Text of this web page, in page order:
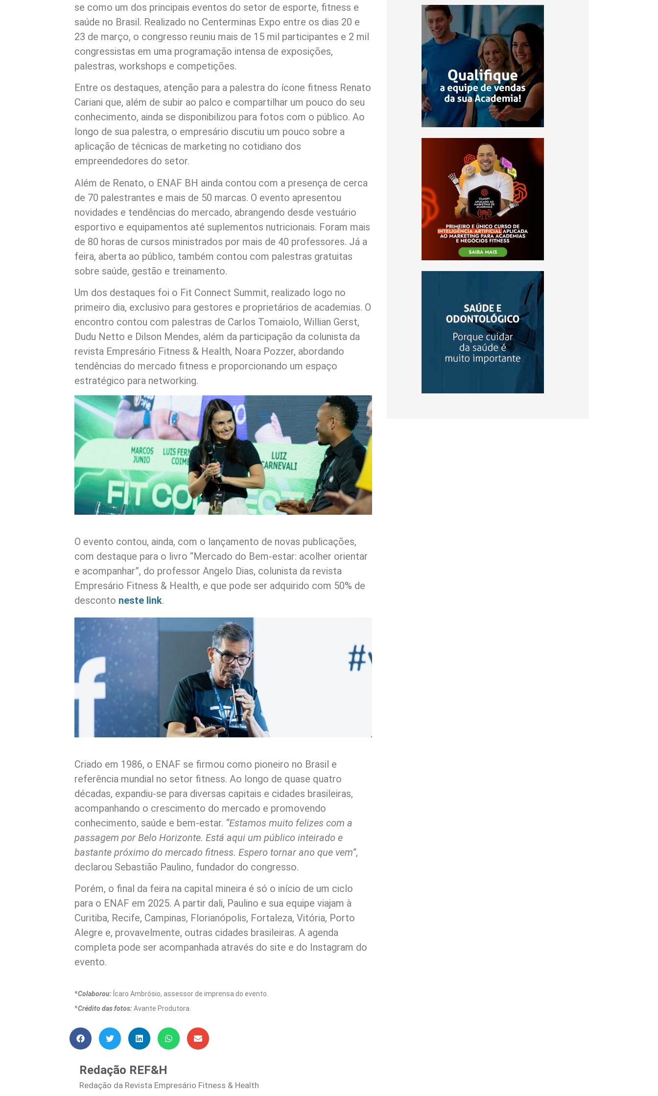
se como um dos principais eventos do setor de esporte, fitness e
saúde no Brasil. Realizado no Centerminas Expo entre os dias 20 e
23 de março, o congresso reuniu mais de 15 mil participantes e 2 mil
congressistas em uma programação intensa de exposições,
palestras, workshops e competições.
Entre os destaques, atenção para a palestra do ícone fitness Renato
Cariani que, além de subir ao palco e compartilhar um pouco do seu
conhecimento, ainda se disponibilizou para fotos com o público. Ao
longo de sua palestra, o empresário discutiu um pouco sobre a
aplicação de técnicas de marketing no cotidiano dos
empreendedores do setor.
Além de Renato, o ENAF BH ainda contou com a presença de cerca
de 70 palestrantes e mais de 50 marcas. O evento apresentou
novidades e tendências do mercado, abrangendo desde vestuário
esportivo e equipamentos até suplementos nutricionais. Foram mais
de 80 horas de cursos ministrados por mais de 40 professores. Já a
feira, aberta ao público, também contou com palestras gratuitas
sobre saúde, gestão e treinamento.
Um dos destaques foi o Fit Connect Summit, realizado logo no
primeiro dia, exclusivo para gestores e proprietários de academias. O
encontro contou com palestras de Carlos Tomaiolo, Willian Gerst,
Dudu Netto e Dilson Mendes, além da participação da colunista da
revista Empresário Fitness & Health, Noara Pozzer, abordando
tendências do mercado fitness e proporcionando um espaço
estratégico para networking.
O evento contou, ainda, com o lançamento de novas publicações,
com destaque para o livro “Mercado do Bem-estar: acolher orientar
e acompanhar”, do professor Angelo Dias, colunista da revista
Empresário Fitness & Health, e que pode ser adquirido com 50% de
desconto neste link.
Criado em 1986, o ENAF se firmou como pioneiro no Brasil e
referência mundial no setor fitness. Ao longo de quase quatro
décadas, expandiu-se para diversas capitais e cidades brasileiras,
acompanhando o crescimento do mercado e promovendo
conhecimento, saúde e bem-estar. “Estamos muito felizes com a
passagem por Belo Horizonte. Está aqui um público inteirado e
bastante próximo do mercado fitness. Espero tornar ano que vem”,
declarou Sebastião Paulino, fundador do congresso.
Porém, o final da feira na capital mineira é só o início de um ciclo
para o ENAF em 2025. A partir dali, Paulino e sua equipe viajam à
Curitiba, Recife, Campinas, Florianópolis, Fortaleza, Vitória, Porto
Alegre e, provavelmente, outras cidades brasileiras. A agenda
completa pode ser acompanhada através do site e do Instagram do
evento.
*Colaborou: Ícaro Ambrósio, assessor de imprensa do evento.
*Crédito das fotos:Avante Produtora.
Redação REF&H
Redação da Revista Empresário Fitness & Health